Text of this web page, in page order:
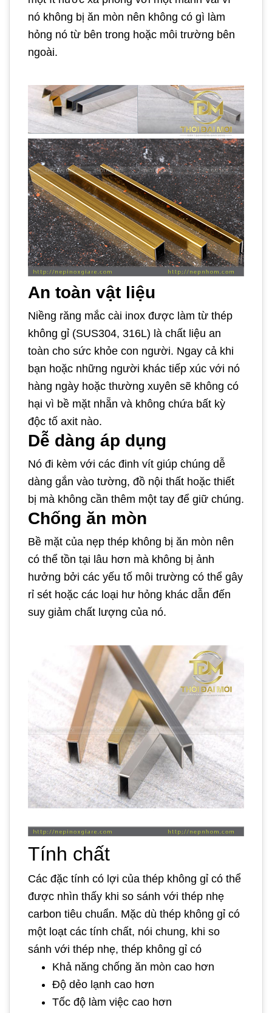
nó không bị ăn mòn nên không có gì làm
hỏng nó từ bên trong hoặc môi trường bên
ngoài.
An toàn vật liệu
Niềng răng mắc cài inox được làm từ thép
không gỉ (SUS304, 316L) là chất liệu an
toàn cho sức khỏe con người. Ngay cả khi
bạn hoặc những người khác tiếp xúc với nó
hàng ngày hoặc thường xuyên sẽ không có
hại vì bề mặt nhẵn và không chứa bất kỳ
độc tố axit nào.
Dễ dàng áp dụng
Nó đi kèm với các đinh vít giúp chúng dễ
dàng gắn vào tường, đồ nội thất hoặc thiết
bị mà không cần thêm một tay để giữ chúng.
Chống ăn mòn
Bề mặt của nẹp thép không bị ăn mòn nên
có thể tồn tại lâu hơn mà không bị ảnh
hưởng bởi các yếu tố môi trường có thể gây
rỉ sét hoặc các loại hư hỏng khác dẫn đến
suy giảm chất lượng của nó.
Tính chất
Các đặc tính có lợi của thép không gỉ có thể
được nhìn thấy khi so sánh với thép nhẹ
carbon tiêu chuẩn. Mặc dù thép không gỉ có
một loạt các tính chất, nói chung, khi so
sánh với thép nhẹ, thép không gỉ có
Khả năng chống ăn mòn cao hơn
Độ dẻo lạnh cao hơn
Tốc độ làm việc cao hơn